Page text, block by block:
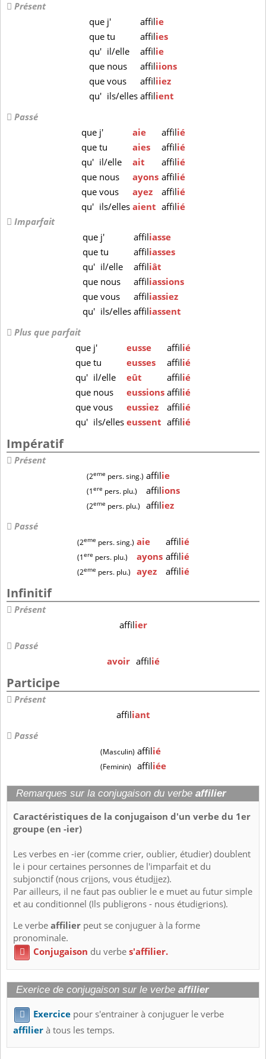
Présent
que j' affilie
quetu affilies
qu' il/elle affilie
que nous affiliions
quevous affiliiez
qu' ils/ellesaffilient
Passé
que j' aie affilié
que tu aies affilié
qu' il/elle ait affilié
que nous ayons affilié
que vous ayez affilié
qu' ils/elles aient affilié
Imparfait
que j' affiliasse
que tu affiliasses
qu' il/elle affiliât
que nous affiliassions
que vous affiliassiez
qu' ils/elles affiliassent
Plus que parfait
que j' eusse affilié
quetu eusses affilié
qu' il/elle eût affilié
que nous eussionsaffilié
quevous eussiez affilié
qu' ils/elleseussent affilié
Impératif
Présent
(2eme pers. sing.) affilie
(1ere pers. plu.) affilions
(2eme pers. plu.) affiliez
Passé
(2eme pers. sing.) aie affilié
(1ere pers. plu.) ayons affilié
(2eme pers. plu.) ayez affilié
Infinitif
Présent
affilier
Passé
avoir affilié
Participe
Présent
affiliant
Passé
(Masculin) affilié
(Feminin) affiliée
Remarques sur la conjugaison du verbe affilier
Caractéristiques de la conjugaison d'un verbe du 1er
groupe (en -ier)
Les verbes en -ier (comme crier, oublier, étudier) doublent
le i pour certaines personnes de l'imparfait et du
subjonctif (nous criions, vous étudiiez).
Par ailleurs, il ne faut pas oublier le e muet au futur simple
et au conditionnel (Ils publierons - nous étudierions).
Le verbeaffilier peut se conjuguer à la forme
pronominale.
 Conjugaison du verbes'affilier.
Exerice de conjugaison sur le verbe affilier
 Exercice pour s'entrainer à conjuguer le verbe
affilierà tous les temps.